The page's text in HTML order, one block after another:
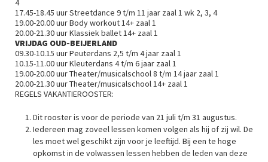
4
17.45-18.45 uur Streetdance 9 t/m 11 jaar zaal 1 wk 2, 3, 4
19.00-20.00 uur Body workout 14+ zaal 1
20.00-21.30 uur Klassiek ballet 14+ zaal 1
VRIJDAG OUD-BEIJERLAND
09.30-10.15 uur Peuterdans 2,5 t/m 4 jaar zaal 1
10.15-11.00 uur Kleuterdans 4 t/m 6 jaar zaal 1
19.00-20.00 uur Theater/musicalschool 8 t/m 14 jaar zaal 1
20.00-21.30 uur Theater/musicalschool 14+ zaal 1
REGELS VAKANTIEROOSTER:
Dit rooster is voor de periode van 21 juli t/m 31 augustus.
Iedereen mag zoveel lessen komen volgen als hij of zij wil. De
les moet wel geschikt zijn voor je leeftijd. Bij een te hoge
opkomst in de volwassen lessen hebben de leden van deze